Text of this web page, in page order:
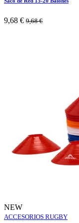
9,68 € 9,68€
NEW
ACCESORIOS RUGBY